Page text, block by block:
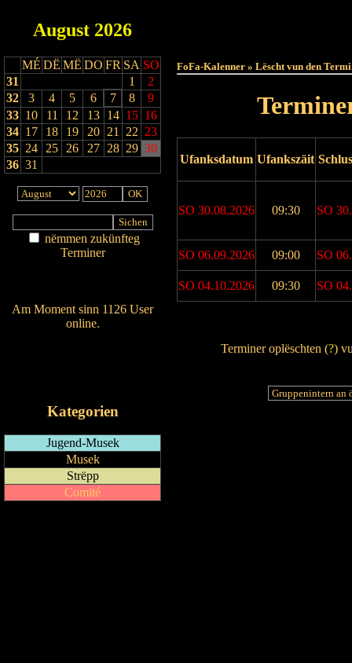
August 2026
MÉ DË MË DO FR SA SO
31
1
2
32
3 4 5 6 7 8
9
33 10 11 12 13 14 15 16
34 17 18 19 20 21 22 23
35 24 25 26 27 28 29 30
36 31
nëmmen zukünfteg
Terminer
Am Moment sinn 1126 User
online.
Kategorien
Jugend-Musek
Musek
Strëpp
Comité
FoFa-Kalenner » Lëscht vun den
Ufanksdatum Ufankszäit
SO 30.08.2026 09:30 SO
SO 06.09.2026 09:00 SO
SO 04.10.2026 09:30 SO
Terminer oplëschten (?)